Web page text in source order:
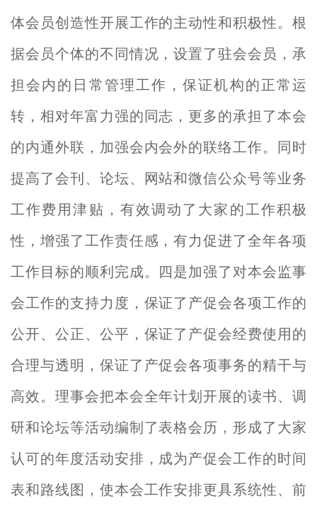
体会员创造性开展工作的主动性和积极性。根
据会员个体的不同情况，设置了驻会会员，承
担会内的日常管理工作，保证机构的正常运
转，相对年富力强的同志，更多的承担了本会
的内通外联，加强会内会外的联络工作。同时
提高了会刊、论坛、网站和微信公众号等业务
工作费用津贴，有效调动了大家的工作积极
性，增强了工作责任感，有力促进了全年各项
工作目标的顺利完成。四是加强了对本会监事
会工作的支持力度，保证了产促会各项工作的
公开、公正、公平，保证了产促会经费使用的
合理与透明，保证了产促会各项事务的精干与
高效。理事会把本会全年计划开展的读书、调
研和论坛等活动编制了表格会历，形成了大家
认可的年度活动安排，成为产促会工作的时间
表和路线图，使本会工作安排更具系统性、前